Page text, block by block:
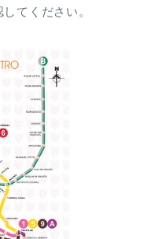
てください。